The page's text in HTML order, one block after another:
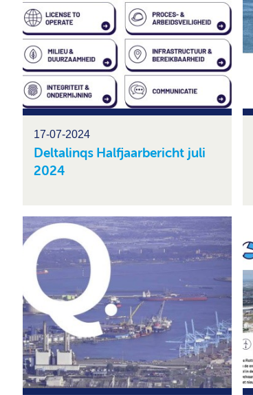
17-07-2024
Deltalinqs Halfjaarbericht juli
2024